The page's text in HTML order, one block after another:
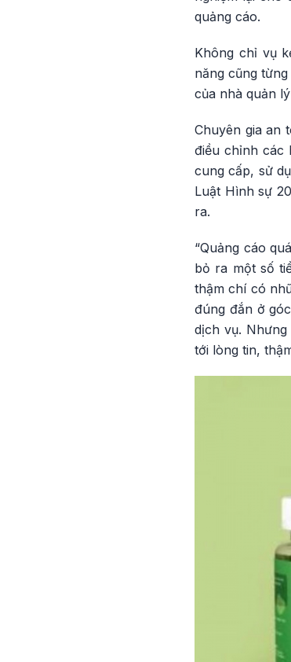
quảng cáo.
Không chỉ vụ
năng cũng
của nhà quản
Chuyên gia an
điều chỉnh các
cung cấp, sử
Luật Hình sự
ra.
“Quảng cáo
bỏ ra một số
thậm chí có
đúng đắn ở
dịch vụ.
tới lòng tin,